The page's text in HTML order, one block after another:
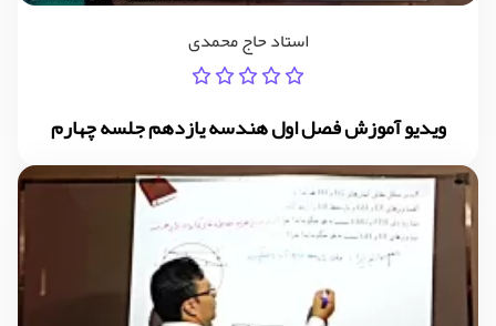
استاد حاج محمدی
ویدیو آموزش فصل اول هندسه یازدهم جلسه چهارم